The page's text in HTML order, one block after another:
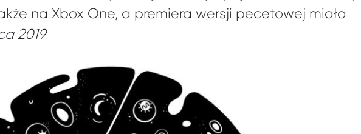
na Xbox One, a premiera wersji pecetowej miała
2019